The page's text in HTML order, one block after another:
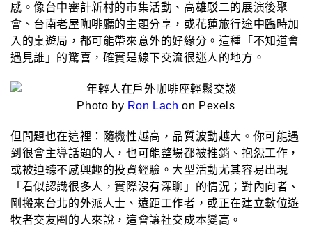
感。像台中審計新村的市集活動、高雄駁二的展演後聚
會、台南老屋咖啡廳的主題分享，或花蓮旅行途中臨時加
入的桌遊局，都可能帶來意外的好緣分。這種「不知道會
遇見誰」的驚喜，確實是線下交流很迷人的地方。
Photo by Ron Lach on Pexels
但問題也在這裡：隨機性越高，品質波動越大。你可能遇
到很會主導話題的人，也可能整場都被推銷、抱怨工作，
或被迫聽不感興趣的投資經驗。大型活動尤其容易出現
「看似認識很多人，實際沒有深聊」的情況；對內向者、
剛搬來台北的外派人士、遠距工作者，或正在建立數位遊
牧者交友圈的人來說，這會讓社交成本變高。